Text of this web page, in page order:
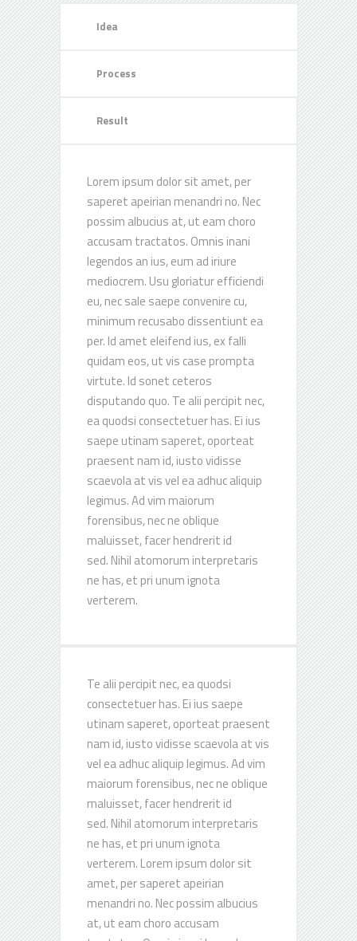
Idea
Process
Result
Lorem ipsum dolor sit amet, per
saperet apeirian menandri no. Nec
possim albucius at, ut eam choro
accusam tractatos. Omnis inani
legendos an ius, eum ad iriure
mediocrem. Usu gloriatur efficiendi
eu, nec sale saepe convenire cu,
minimum recusabo dissentiunt ea
per. Id amet eleifend ius, ex falli
quidam eos, ut vis case prompta
virtute. Id sonet ceteros
disputando quo. Te alii percipit nec,
ea quodsi consectetuer has. Ei ius
saepe utinam saperet, oporteat
praesent nam id, iusto vidisse
scaevola at vis vel ea adhuc aliquip
legimus. Ad vim maiorum
forensibus, nec ne oblique
maluisset, facer hendrerit id
sed. Nihil atomorum interpretaris
ne has, et pri unum ignota
verterem.
Te alii percipit nec, ea quodsi
consectetuer has. Ei ius saepe
utinam saperet, oporteat praesent
nam id, iusto vidisse scaevola at vis
vel ea adhuc aliquip legimus. Ad vim
maiorum forensibus, nec ne oblique
maluisset, facer hendrerit id
sed. Nihil atomorum interpretaris
ne has, et pri unum ignota
verterem. Lorem ipsum dolor sit
amet, per saperet apeirian
menandri no. Nec possim albucius
at, ut eam choro accusam